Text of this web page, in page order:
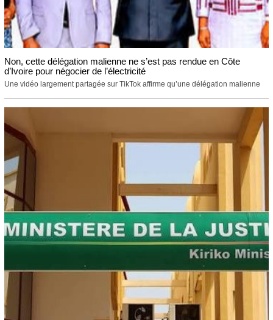
Non, cette délégation malienne ne s’est pas rendue en Côte
d’Ivoire pour négocier de l’électricité
Une vidéo largement partagée sur TikTok affirme qu’une délégation malienne